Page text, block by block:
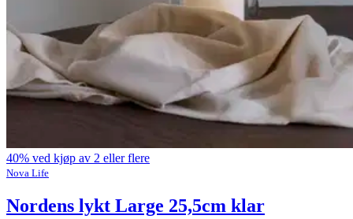
40% ved kjøp av 2 eller flere
Nova Life
Nordens lykt Large 25,5cm klar